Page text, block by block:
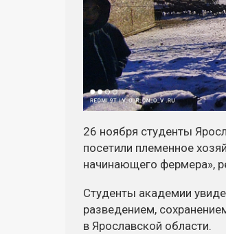
26 ноября студенты
посетили племенное
начинающего фермера»,
Студенты академии
разведением,
в Ярославской области.